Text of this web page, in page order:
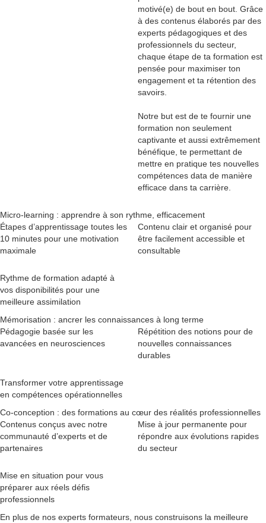
motivé(e) de bout en bout. Grâce
à des contenus élaborés par des
experts pédagogiques et des
professionnels du secteur,
chaque étape de ta formation est
pensée pour maximiser ton
engagement et ta rétention des
savoirs.
Notre but est de te fournir une
formation non seulement
captivante et aussi extrêmement
bénéfique, te permettant de
mettre en pratique tes nouvelles
compétences data de manière
efficace dans ta carrière.
Micro-learning : apprendre à son rythme, efficacement
Étapes d’apprentissage toutes les
10 minutes pour une motivation
maximale
Contenu clair et organisé pour
être facilement accessible et
consultable
Rythme de formation adapté à
vos disponibilités pour une
meilleure assimilation
Mémorisation : ancrer les connaissances à long terme
Pédagogie basée sur les
avancées en neurosciences
Répétition des notions pour de
nouvelles connaissances
durables
Transformer votre apprentissage
en compétences opérationnelles
Co-conception : des formations au cœur des réalités professionnelles
Contenus conçus avec notre
communauté d’experts et de
partenaires
Mise à jour permanente pour
répondre aux évolutions rapides
du secteur
Mise en situation pour vous
préparer aux réels défis
professionnels
En plus de nos experts formateurs, nous construisons la meilleure